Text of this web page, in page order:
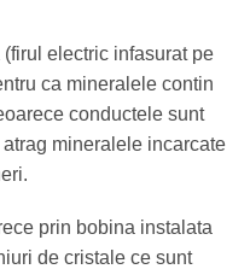
electric infasurat pe
ca mineralele contin
conductele sunt
mineralele incarcate
prin bobina instalata
de cristale ce sunt